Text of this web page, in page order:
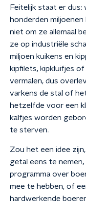
Feitelijk staat er dus:
honderden
niet om ze allemaal
ze op industriële
miljoen kuikens en
kipfilets, kipkluifjes
vermalen, dus
varkens de stal of
hetzelfde voor een
kalfjes worden
te sterven.
Zou het een idee
getal eens te
programma over
mee te hebben, of
hardwerkende